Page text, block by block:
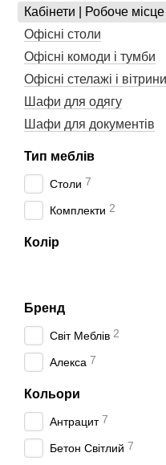
Кабінети | Робоче місце
Офісні столи
Офісні комоди і тумби
Офісні стелажі і вітрини
Шафи для одягу
Шафи для документів
Тип меблів
Столи 7
Комплекти 2
Колір
Бренд
Світ Меблів 2
Алекса 7
Кольори
Антрацит 7
Бетон Світлий 7